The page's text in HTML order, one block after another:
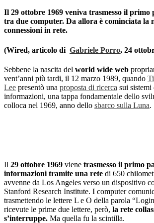
Il 29 ottobre 1969 veniva trasmesso il primo
tra due computer. Da allora è cominciata la
connessioni in rete.
(Wired, articolo di Gabriele Porro, 24
Sebbene la nascita del world wide web
vent’anni più tardi, il 12 marzo 1989, quando
Lee presentò una proposta di ricerca sui sistemi
informazioni, una tappa fondamentale dello
colloca nel 1969, anno dello sbarco sulla Luna.
Il 29 ottobre 1969 viene trasmesso il primo
informazioni tramite una rete di 650
avvenne da Los Angeles verso un dispositivo
Stanford Research Institute. I computer
trasmettendo le lettere L e O della parola
ricevute le prime due lettere, però, la rete
s’interruppe. Ma quella fu la scintilla.